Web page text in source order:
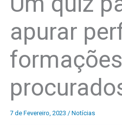
apurar
7 de Fevereiro, 2023 / Notícias